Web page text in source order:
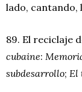
lado, cantando,
89. El reciclaje
cubaine:
subdesarrollo; El